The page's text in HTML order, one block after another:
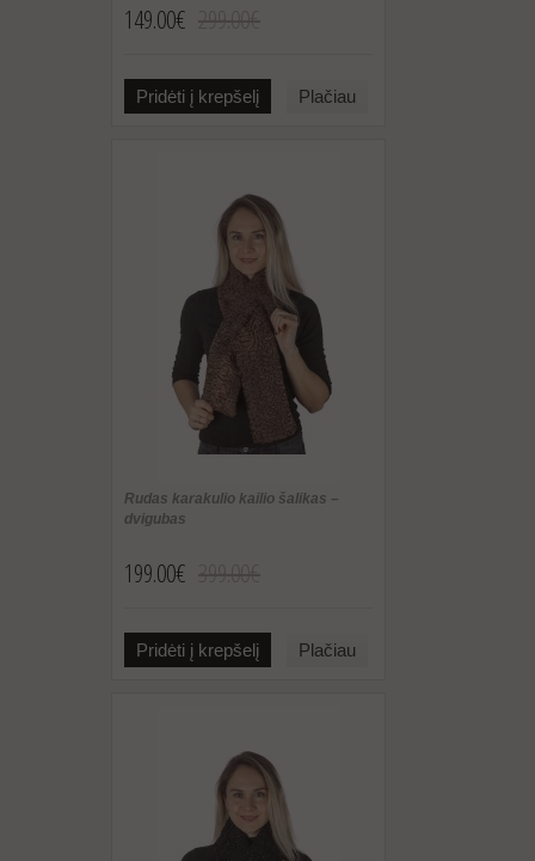
149.00€
Pridėti į krepšelį Plačiau
Rudas karakulio kailio šalikas –
dvigubas
199.00€
Pridėti į krepšelį Plačiau